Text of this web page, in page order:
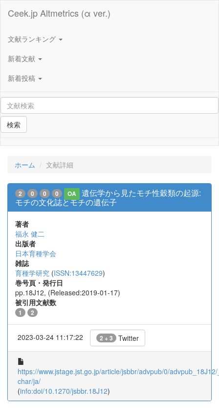
Ceek.jp Altmetrics (α ver.)
文献ランキング
新着文献
新着投稿
検索
ホーム 文献詳細
2 0 0 0 OA
遺伝学から見たモチ性穀類の起源:
モチの文化誌とモチの遺伝子
著者
福永 健二
出版者
日本育種学会
雑誌
育種学研究 (ISSN:13447629)
巻号頁・発行日
pp.18J12, (Released:2019-01-17)
被引用文献数
1 2
2023-03-24 11:17:22 2 + 3 Twitter
https://www.jstage.jst.go.jp/article/jsbbr/advpub/0/
char/ja/
(info:doi/10.1270/jsbbr.18J12)